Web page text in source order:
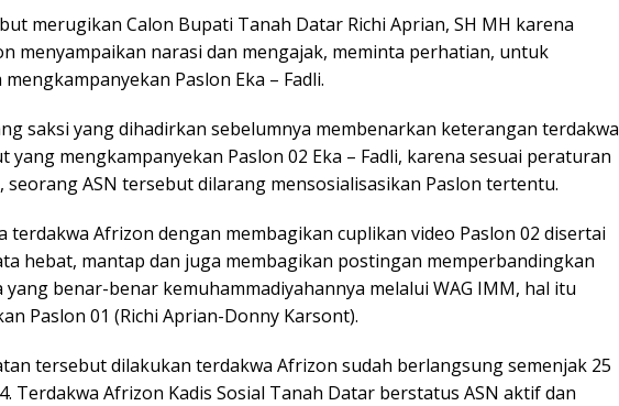
merugikan Calon Bupati Tanah Datar Richi Aprian, SH MH karena
menyampaikan narasi dan mengajak, meminta perhatian, untuk
Paslon Eka – Fadli.
saksi yang dihadirkan sebelumnya membenarkan keterangan terdakwa
yang mengkampanyekan Paslon 02 Eka – Fadli, karena sesuai peraturan
ASN tersebut dilarang mensosialisasikan Paslon tertentu.
terdakwa Afrizon dengan membagikan cuplikan video Paslon 02 disertai
hebat, mantap dan juga membagikan postingan memperbandingkan
yang benar-benar kemuhammadiyahannya melalui WAG IMM, hal itu
Paslon 01 (Richi Aprian-Donny Karsont).
tersebut dilakukan terdakwa Afrizon sudah berlangsung semenjak 25
Terdakwa Afrizon Kadis Sosial Tanah Datar berstatus ASN aktif dan